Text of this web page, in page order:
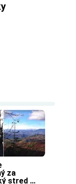
za
stred